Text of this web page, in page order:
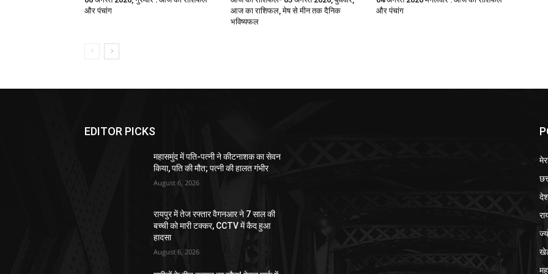
और पंचांग
आज का राशिफल, मेष से मीन तक दैनिक
भविष्यफल
और पंचांग
EDITOR PICKS
महासमुंद में पति-पत्नी ने कीटनाशक का सेवन
किया, पति की मौत; पत्नी की हालत गंभीर
August 6, 2026
रायपुर में तेज रफ्तार वैगनआर ने 7 साल की
बच्ची को मारी टक्कर, CCTV में कैद हुआ
हादसा
August 6, 2026